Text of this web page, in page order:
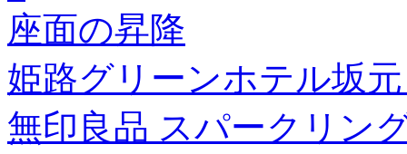
座面の昇降
姫路グリーンホテル坂
無印良品 スパークリン